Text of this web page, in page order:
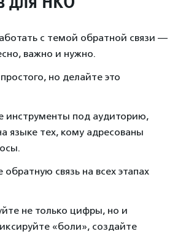
с темой обратной связи —
важно и нужно.
но делайте это
инструменты под аудиторию,
языке тех, кому адресованы
связь на всех этапах
не только цифры, но и
«боли», создайте